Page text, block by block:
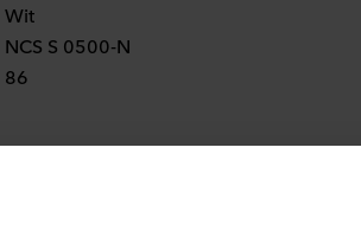
Wit
NCS S 0500-N
86